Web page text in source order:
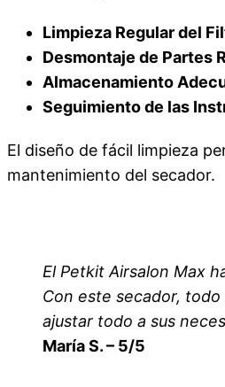
Limpieza Regular del
Desmontaje de Partes
Almacenamiento
Seguimiento de las
El diseño de fácil limpieza
mantenimiento del secador.
El Petkit Airsalon Max
Con este secador, todo
ajustar todo a sus
María S. – 5/5